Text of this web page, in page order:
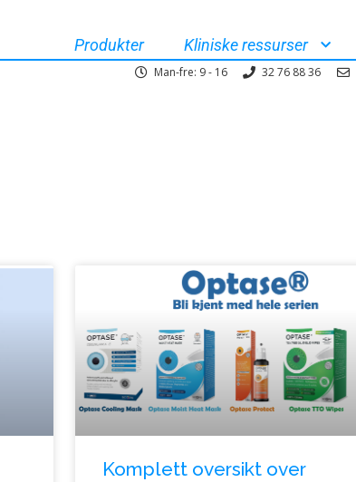
Produkter Kliniske ressurser
Man-fre: 9 - 16 32 76 88 36
Komplett oversikt over